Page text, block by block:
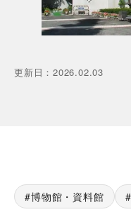
更新日 ：2026.02.03
博物館・資料館